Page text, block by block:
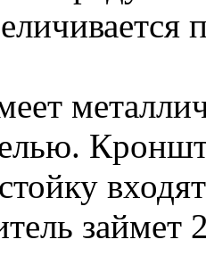
займет